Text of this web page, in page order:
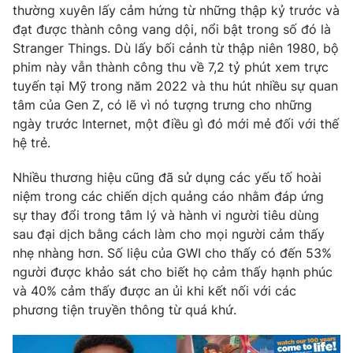
thường xuyên lấy cảm hứng từ những thập kỷ trước và
đạt được thành công vang dội, nổi bật trong số đó là
Stranger Things. Dù lấy bối cảnh từ thập niên 1980, bộ
phim này vẫn thành công thu về 7,2 tỷ phút xem trực
tuyến tại Mỹ trong năm 2022 và thu hút nhiều sự quan
tâm của Gen Z, có lẽ vì nó tượng trưng cho những
ngày trước Internet, một điều gì đó mới mẻ đối với thế
hệ trẻ.
Nhiều thương hiệu cũng đã sử dụng các yếu tố hoài
niệm trong các chiến dịch quảng cáo nhằm đáp ứng
sự thay đổi trong tâm lý và hành vi người tiêu dùng
sau đại dịch bằng cách làm cho mọi người cảm thấy
nhẹ nhàng hơn. Số liệu của GWI cho thấy có đến 53%
người được khảo sát cho biết họ cảm thấy hạnh phúc
và 40% cảm thấy được an ủi khi kết nối với các
phương tiện truyền thông từ quá khứ.